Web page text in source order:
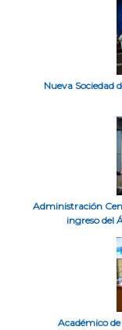
Nueva Sociedad
Administración
ingreso del
Académico